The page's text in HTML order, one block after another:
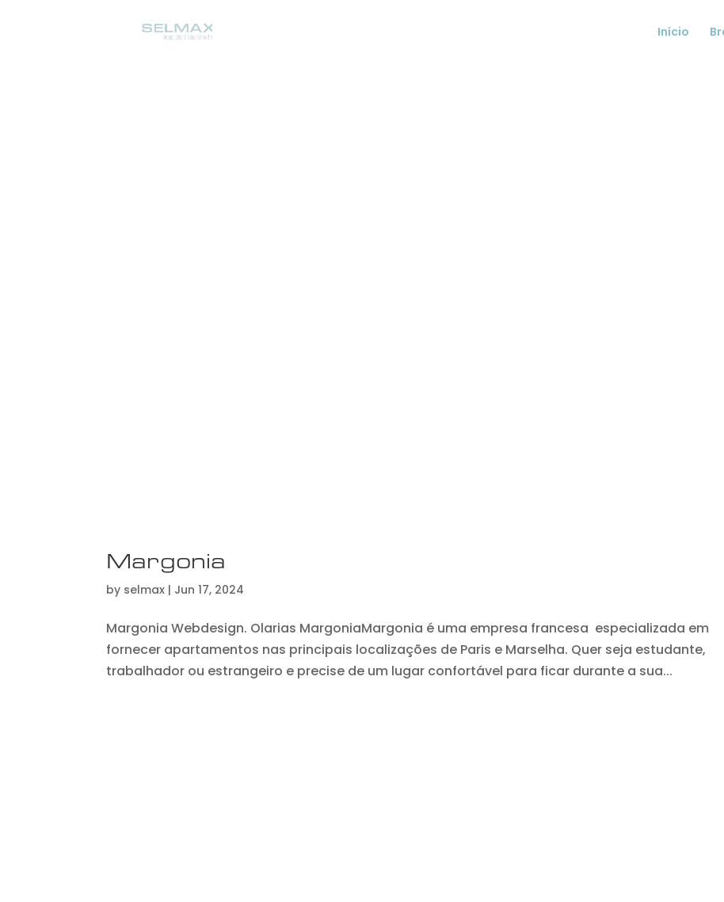
Início
Margonia
by selmax | Jun 17, 2024
Margonia Webdesign. Olarias MargoniaMargonia é uma empresa francesa especializada em
fornecer apartamentos nas principais localizações de Paris e Marselha. Quer seja estudante,
trabalhador ou estrangeiro e precise de um lugar confortável para ficar durante a sua...